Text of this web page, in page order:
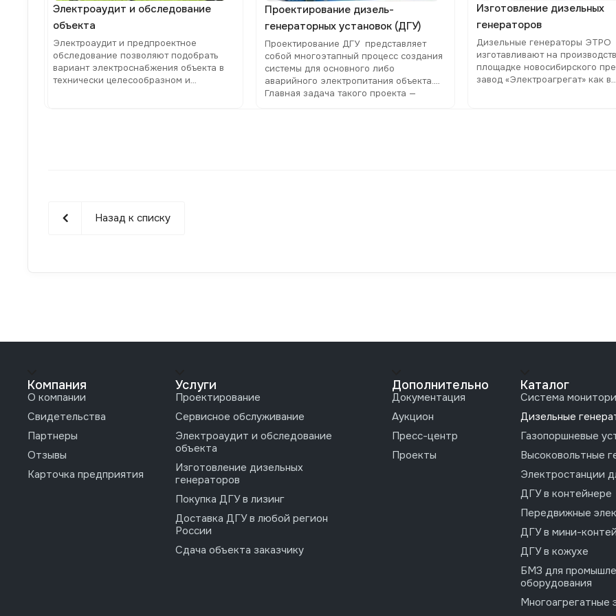
Электроаудит и обследование
объекта
Электроаудит и предпроектное
обследование позволяют подобрать
вариант электроснабжения объекта в
технически целесообразном и
Проектирование дизель-
генераторных установок (ДГУ)
Проектирование ДГУ представляет
собой многоэтапный процесс создания
системы для основного либо
аварийного электропитания объекта.
Главная задача такого проекта —
Изготовление дизельных
генераторов
Дизельные генераторы ЭТРО
изготавливают на
площадке новосибирского
завод «Электроагрегат» как в
Назад к списку
Компания
О компании
Свидетельства
Партнеры
Отзывы
Карточка предприятия
Услуги
Проектирование
Сервисное обслуживание
Электроаудит и обследование
объекта
Изготовление дизельных
генераторов
Покупка ДГУ в лизинг
Доставка ДГУ в любой регион
России
Сдача объекта заказчику
Дополнительно
Документация
Аукцион
Пресс-центр
Проекты
Каталог
Система
Дизельные
Газопоршневые
Высоковольтные
Электростанции
ДГУ в контейнере
Передвижные
ДГУ в мини-
ДГУ в кожухе
БМЗ для
оборудования
Многоагрегатные